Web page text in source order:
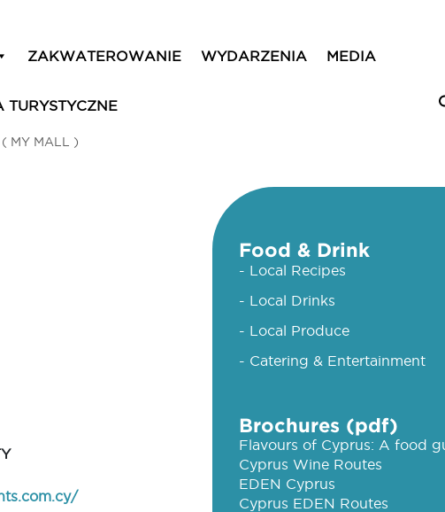
ZAKWATEROWANIE WYDARZENIA MEDIA
TURYSTYCZNE
( MY MALL )
Food & Drink
- Local Recipes
- Local Drinks
- Local Produce
- Catering & Entertainment
Brochures (pdf)
Flavours of Cyprus: A food
Cyprus Wine Routes
EDEN Cyprus
Cyprus EDEN Routes